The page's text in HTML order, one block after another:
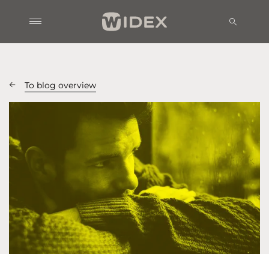
To blog overview